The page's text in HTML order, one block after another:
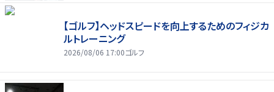
【ゴルフ】ヘッドスピードを向上するためのフィジカ
ルトレーニング
2026/08/06 17:00ゴルフ